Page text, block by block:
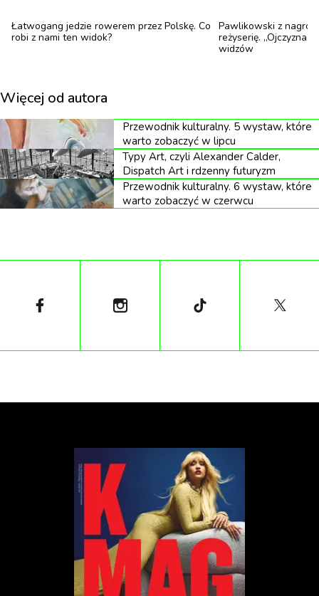
Eggsplosion Arkadiusza Szweda jest właśnie
takową zmianą perspektywy. Z pozoru lekki,
konsekwentny. Wszystko zaczęło się spontanicznie,
podczas pandemii, od zabawy i ciekawości. Jajko
stało się bohaterem serii obserwacji. Pękało,
wybrzuszało się, rozrywało pod wpływem
temperatury, ciśnienia i przypadku. Z czasem z tych
drobnych eksplozji powstał osobliwy szkicownik,
Łatwogang jedzie rowerem przez Polskę. Co
robi z nami ten widok?
Pawlikowski z
reżyserię. „Ojczyzna”
widzów
Więcej od autora
Przewodnik kulturalny. 5 wystaw, które
warto zobaczyć w lipcu
Typy Art, czyli Alexander Calder,
Dispatch Art i rdzenny futuryzm
Przewodnik kulturalny. 6 wystaw, które
warto zobaczyć w czerwcu